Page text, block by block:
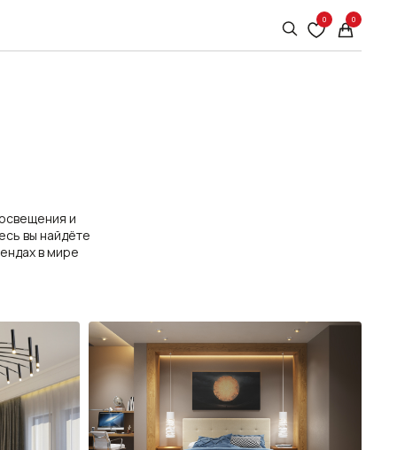
0 0
и
вы найдёте
в мире